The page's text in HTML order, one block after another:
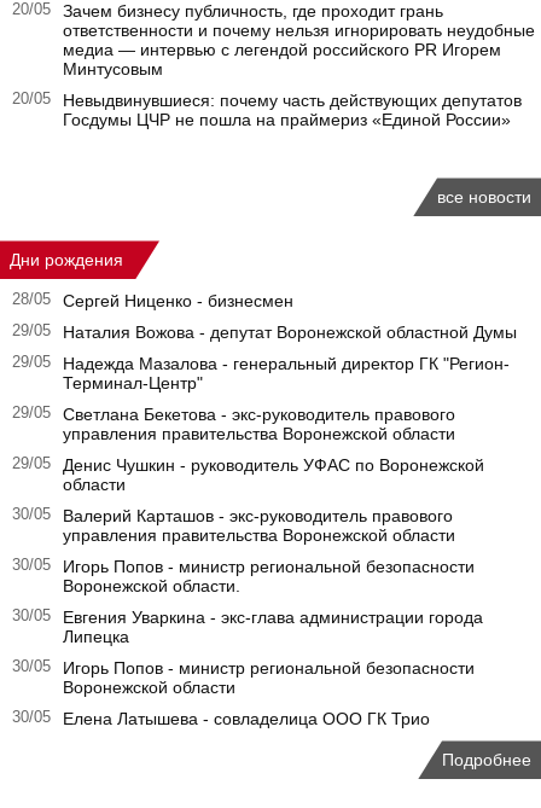
20/05
Зачем бизнесу публичность, где проходит грань
ответственности и почему нельзя игнорировать неудобные
медиа — интервью с легендой российского PR Игорем
Минтусовым
20/05
Невыдвинувшиеся: почему часть действующих депутатов
Госдумы ЦЧР не пошла на праймериз «Единой России»
все новости
Дни рождения
28/05 Сергей Ниценко - бизнесмен
29/05 Наталия Вожова - депутат Воронежской областной Думы
29/05
Надежда Мазалова - генеральный директор ГК "Регион-
Терминал-Центр"
29/05
Светлана Бекетова - экс-руководитель правового
управления правительства Воронежской области
29/05
Денис Чушкин - руководитель УФАС по Воронежской
области
30/05
Валерий Карташов - экс-руководитель правового
управления правительства Воронежской области
30/05
Игорь Попов - министр региональной безопасности
Воронежской области.
30/05
Евгения Уваркина - экс-глава администрации города
Липецка
30/05
Игорь Попов - министр региональной безопасности
Воронежской области
30/05 Елена Латышева - совладелица ООО ГК Трио
Подробнее